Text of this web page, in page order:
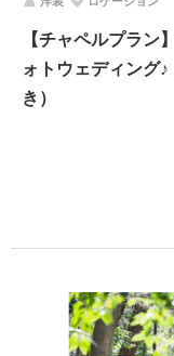
限定の¥88,000プランもあ
スタジオ内でありながら
【チャペルプラン
ォトウェディング
き）
撮影料
着付け